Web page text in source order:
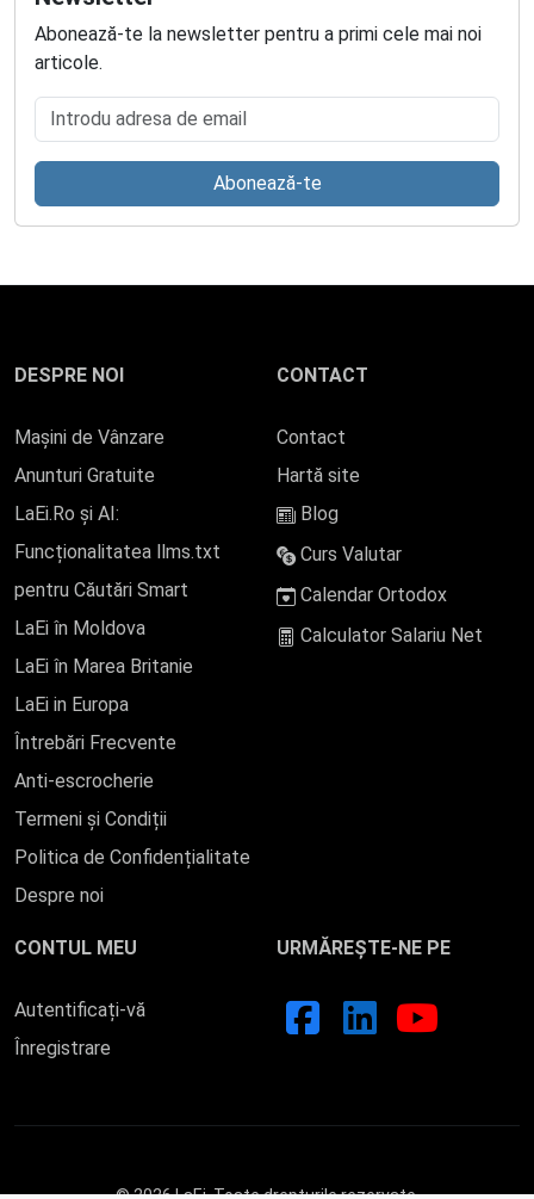
Abonează-te la newsletter pentru a primi cele mai noi
articole.
Introdu adresa de email
Abonează-te
DESPRE NOI
Mașini de Vânzare
Anunturi Gratuite
LaEi.Ro și AI:
Funcționalitatea llms.txt
pentru Căutări Smart
LaEi în Moldova
LaEi în Marea Britanie
LaEi in Europa
Întrebări Frecvente
Anti-escrocherie
Termeni și Condiții
Politica de Confidențialitate
Despre noi
CONTACT
Contact
Hartă site
Blog
Curs Valutar
Calendar Ortodox
Calculator Salariu Net
CONTUL MEU
Autentificați-vă
Înregistrare
URMĂREȘTE-NE PE